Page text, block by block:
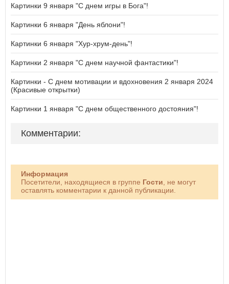
Картинки 9 января "С днем игры в Бога"!
Картинки 6 января "День яблони"!
Картинки 6 января "Хур-хрум-день"!
Картинки 2 января "С днем научной фантастики"!
Картинки - С днем мотивации и вдохновения 2 января 2024
(Красивые открытки)
Картинки 1 января "С днем общественного достояния"!
Комментарии:
Информация
Посетители, находящиеся в группе Гости , не могут
оставлять комментарии к данной публикации.